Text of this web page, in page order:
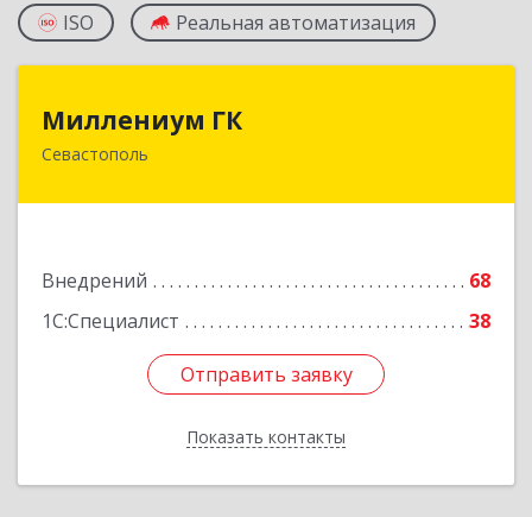
ISO Реальная автоматизация
Миллениум ГК
Севастополь
Внедрений
68
1С:Специалист
38
Отправить заявку
Показать контакты
299011, Севастополь г, вн.тер.г. Ленинский
Подробнее
Отправить заявку
Назад